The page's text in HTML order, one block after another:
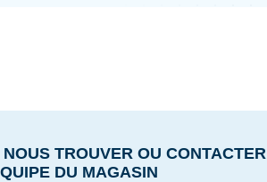
TROUVER OU CONTACTER
DU MAGASIN